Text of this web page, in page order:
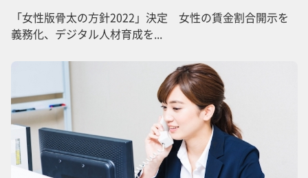
「女性版骨太の方針2022」決定 女性の賃金割合開示を
義務化、デジタル人材育成を...